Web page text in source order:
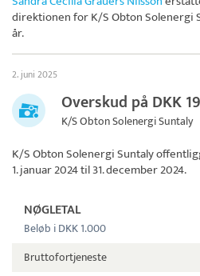
direktionen forK/S Obton Solenergi
år.
2. juni 2025
Overskud på DKK
K/S Obton Solenergi Suntaly
K/S Obton Solenergi Suntaly
1. januar 2024 til 31. december 2024.
NØGLETAL
Beløb i DKK 1.000
Bruttofortjeneste